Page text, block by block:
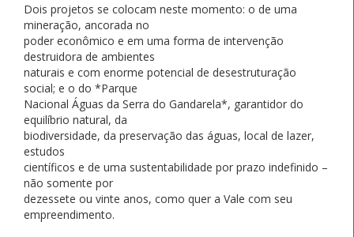
Dois projetos se colocam neste momento: o de uma
mineração, ancorada no
poder econômico e em uma forma de intervenção
destruidora de ambientes
naturais e com enorme potencial de desestruturação
social; e o do *Parque
Nacional Águas da Serra do Gandarela*, garantidor do
equilíbrio natural, da
biodiversidade, da preservação das águas, local de lazer,
estudos
científicos e de uma sustentabilidade por prazo indefinido –
não somente por
dezessete ou vinte anos, como quer a Vale com seu
empreendimento.